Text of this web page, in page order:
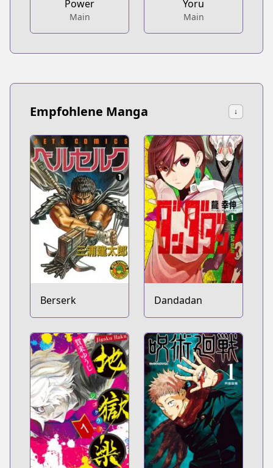
Power
Main
Yoru
Main
Empfohlene Manga ↓
Berserk Dandadan